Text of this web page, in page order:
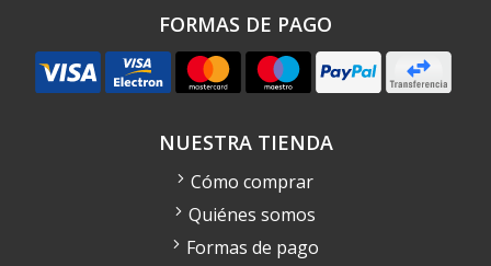
FORMAS DE PAGO
NUESTRA TIENDA
Cómo comprar
Quiénes somos
Formas de pago